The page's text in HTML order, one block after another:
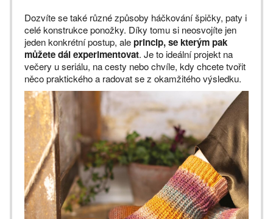
Dozvíte se také různé způsoby háčkování špičky, paty i
celé konstrukce ponožky. Díky tomu si neosvojíte jen
jeden konkrétní postup, aleprincip, se kterým pak
můžete dál experimentovat. Je to ideální projekt na
večery u seriálu, na cesty nebo chvíle, kdy chcete tvořit
něco praktického a radovat se z okamžitého výsledku.